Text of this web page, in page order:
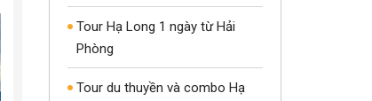
Tour Hạ Long 1 ngày từ Hải
Phòng
Tour du thuyền và combo Hạ